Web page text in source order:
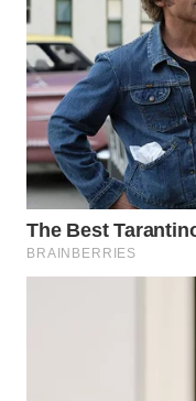
HEALTH
WAHANA
DESA
WISATA
LAPAK
WAHANA
Wahana
Network